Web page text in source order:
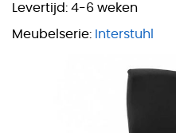
Levertijd: 4-6 weken
Meubelserie: Interstuhl